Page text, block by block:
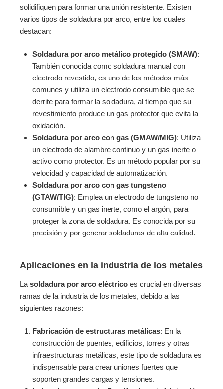
solidifiquen para formar una unión resistente. Existen
varios tipos de soldadura por arco, entre los cuales
destacan:
Soldadura por arco metálico protegido (SMAW):
También conocida como soldadura manual con
electrodo revestido, es uno de los métodos más
comunes y utiliza un electrodo consumible que se
derrite para formar la soldadura, al tiempo que su
revestimiento produce un gas protector que evita la
oxidación.
Soldadura por arco con gas (GMAW/MIG): Utiliza
un electrodo de alambre continuo y un gas inerte o
activo como protector. Es un método popular por su
velocidad y capacidad de automatización.
Soldadura por arco con gas tungsteno
(GTAW/TIG): Emplea un electrodo de tungsteno no
consumible y un gas inerte, como el argón, para
proteger la zona de soldadura. Es conocida por su
precisión y por generar soldaduras de alta calidad.
Aplicaciones en la industria de los metales
La soldadura por arco eléctrico es crucial en diversas
ramas de la industria de los metales, debido a las
siguientes razones:
Fabricación de estructuras metálicas: En la
construcción de puentes, edificios, torres y otras
infraestructuras metálicas, este tipo de soldadura es
indispensable para crear uniones fuertes que
soporten grandes cargas y tensiones.